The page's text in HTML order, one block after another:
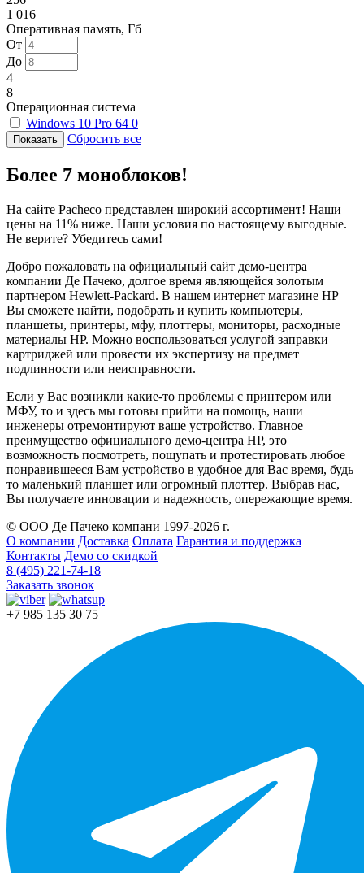
1 016
Оперативная память, Гб
От
До
4
8
Операционная система
Windows 10 Pro 64 0
Сбросить все
Более 7 моноблоков!
На сайте Pacheco представлен широкий ассортимент! Наши
цены на 11% ниже. Наши условия по настоящему выгодные.
Не верите? Убедитесь сами!
Добро пожаловать на официальный сайт демо-центра
компании Де Пачеко, долгое время являющейся золотым
партнером Hewlett-Packard. В нашем интернет магазине HP
Вы сможете найти, подобрать и купить компьютеры,
планшеты, принтеры, мфу, плоттеры, мониторы, расходные
материалы HP. Можно воспользоваться услугой заправки
картриджей или провести их экспертизу на предмет
подлинности или неисправности.
Если у Вас возникли какие-то проблемы с принтером или
МФУ, то и здесь мы готовы прийти на помощь, наши
инженеры отремонтируют ваше устройство. Главное
преимущество официального демо-центра HP, это
возможность посмотреть, пощупать и протестировать любое
понравившееся Вам устройство в удобное для Вас время, будь
то маленький планшет или огромный плоттер. Выбрав нас,
Вы получаете инновации и надежность, опережающие время.
© ООО Де Пачеко компани 1997-2026 г.
О компании Доставка Оплата Гарантия и поддержка
Контакты Демо со скидкой
8 (495) 221-74-18
Заказать звонок
+7 985 135 30 75